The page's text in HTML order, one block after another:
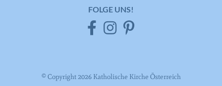
FOLGE UNS!
© Copyright 2026 Katholische Kirche Österreich